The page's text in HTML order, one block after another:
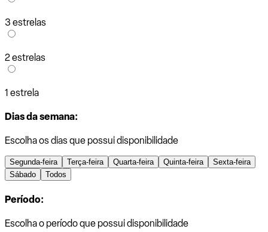
3 estrelas
2 estrelas
1 estrela
Dias da semana:
Escolha os dias que possui disponibilidade
Segunda-feira Terça-feira Quarta-feira Quinta-feira
Sexta-feira
Sábado
Todos
Período:
Escolha o período que possui disponibilidade